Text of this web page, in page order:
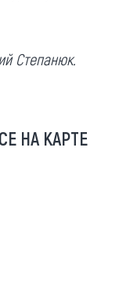
Степанюк.
НА КАРТЕ